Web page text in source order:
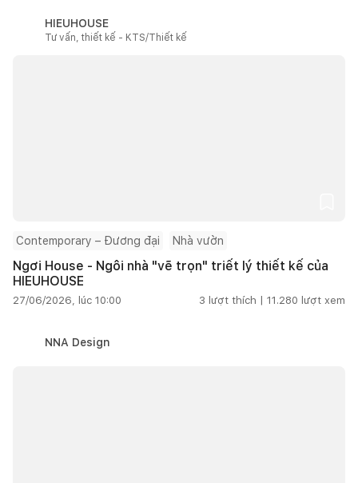
HIEUHOUSE
Tư vấn, thiết kế - KTS/Thiết kế
Contemporary – Đương đại Nhà vườn
Ngơi House - Ngôi nhà "vẽ trọn" triết lý thiết kế của
HIEUHOUSE
27/06/2026, lúc 10:00 3 lượt thích | 11.280 lượt xem
NNA Design